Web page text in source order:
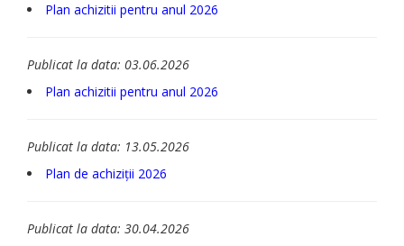
Plan achizitii pentru anul 2026
Publicat la data: 03.06.2026
Plan achizitii pentru anul 2026
Publicat la data: 13.05.2026
Plan de achiziții 2026
Publicat la data: 30.04.2026